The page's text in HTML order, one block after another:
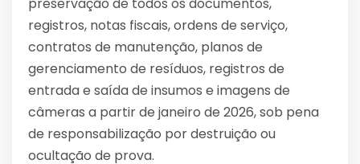
registros, notas fiscais, ordens de serviço,
contratos de manutenção, planos de
gerenciamento de resíduos, registros de
entrada e saída de insumos e imagens de
câmeras a partir de janeiro de 2026, sob pena
de responsabilização por destruição ou
ocultação de prova.